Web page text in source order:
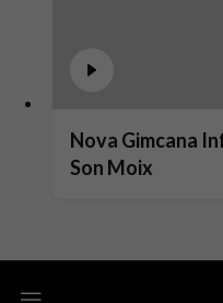
Nova Gimcana
Son Moix